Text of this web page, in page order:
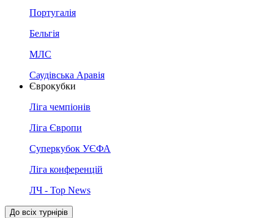
Португалія
Бельгія
МЛС
Саудівська Аравія
Єврокубки
Ліга чемпіонів
Ліга Європи
Суперкубок УЄФА
Ліга конференцій
ЛЧ - Top News
До всіх турнірів